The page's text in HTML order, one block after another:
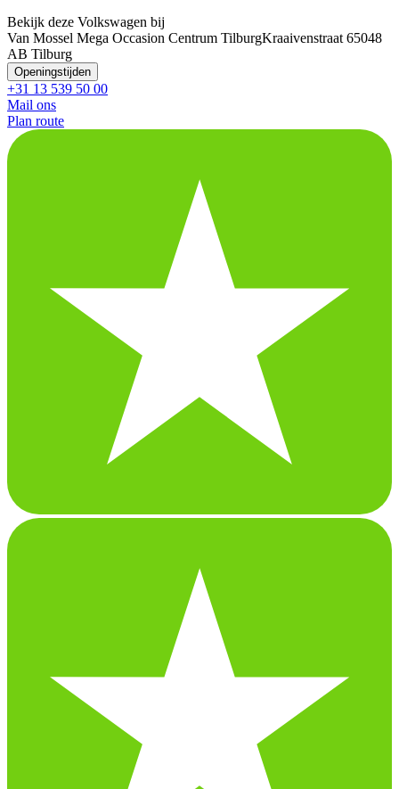
Bekijk deze Volkswagen bij
Van Mossel Mega Occasion Centrum TilburgKraaivenstraat 65048
AB Tilburg
Openingstijden
+31 13 539 50 00
Mail ons
Plan route